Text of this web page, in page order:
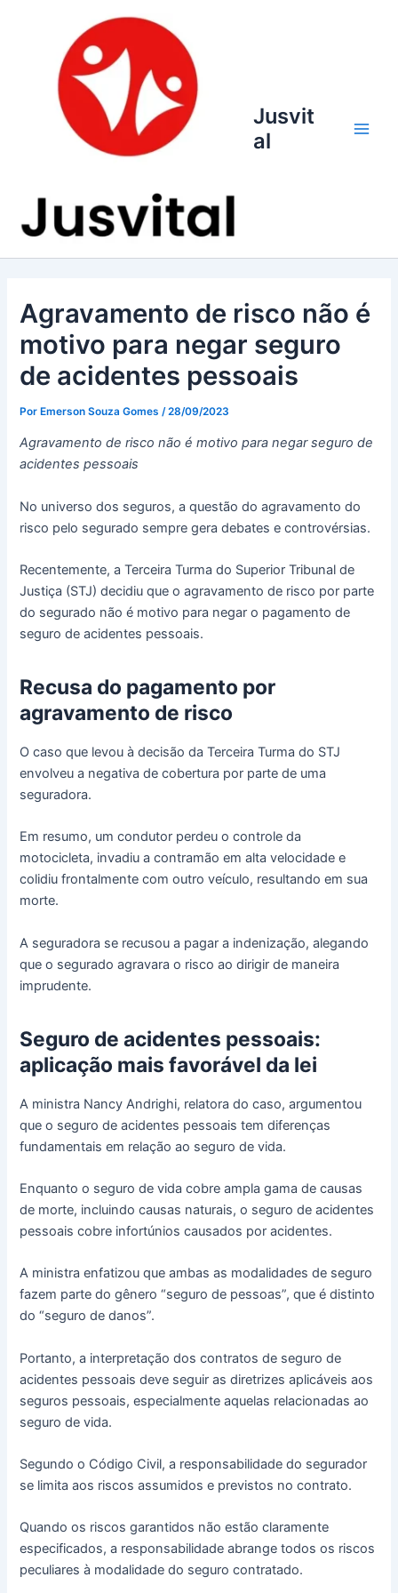
Jusvit
al
Agravamento de risco não é
motivo para negar seguro
de acidentes pessoais
PorEmerson Souza Gomes /28/09/2023
Agravamento de risco não é motivo para negar seguro de
acidentes pessoais
No universo dos seguros, a questão do agravamento do
risco pelo segurado sempre gera debates e controvérsias.
Recentemente, a Terceira Turma do Superior Tribunal de
Justiça (STJ) decidiu que o agravamento de risco por parte
do segurado não é motivo para negar o pagamento de
seguro de acidentes pessoais.
Recusa do pagamento por
agravamento de risco
O caso que levou à decisão da Terceira Turma do STJ
envolveu a negativa de cobertura por parte de uma
seguradora.
Em resumo, um condutor perdeu o controle da
motocicleta, invadiu a contramão em alta velocidade e
colidiu frontalmente com outro veículo, resultando em sua
morte.
A seguradora se recusou a pagar a indenização, alegando
que o segurado agravara o risco ao dirigir de maneira
imprudente.
Seguro de acidentes pessoais:
aplicação mais favorável da lei
A ministra Nancy Andrighi, relatora do caso, argumentou
que o seguro de acidentes pessoais tem diferenças
fundamentais em relação ao seguro de vida.
Enquanto o seguro de vida cobre ampla gama de causas
de morte, incluindo causas naturais, o seguro de acidentes
pessoais cobre infortúnios causados por acidentes.
A ministra enfatizou que ambas as modalidades de seguro
fazem parte do gênero “seguro de pessoas”, que é distinto
do “seguro de danos”.
Portanto, a interpretação dos contratos de seguro de
acidentes pessoais deve seguir as diretrizes aplicáveis aos
seguros pessoais, especialmente aquelas relacionadas ao
seguro de vida.
Segundo o Código Civil, a responsabilidade do segurador
se limita aos riscos assumidos e previstos no contrato.
Quando os riscos garantidos não estão claramente
especificados, a responsabilidade abrange todos os riscos
peculiares à modalidade do seguro contratado.